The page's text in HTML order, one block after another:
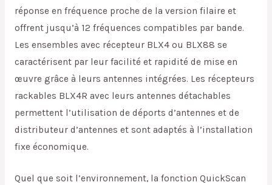
réponse en fréquence proche de la version filaire et
offrent jusqu’à 12 fréquences compatibles par bande.
Les ensembles avec récepteur BLX4 ou BLX88 se
caractérisent par leur facilité et rapidité de mise en
œuvre grâce à leurs antennes intégrées. Les récepteurs
rackables BLX4R avec leurs antennes détachables
permettent l’utilisation de déports d’antennes et de
distributeur d’antennes et sont adaptés à l’installation
fixe économique.
Quel que soit l’environnement, la fonction QuickScan